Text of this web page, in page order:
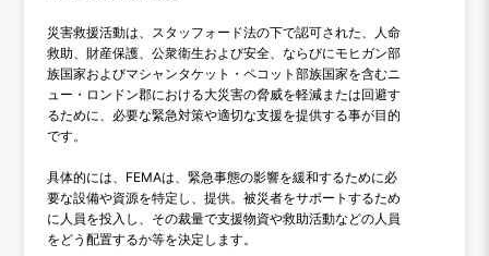
災害救援活動は、スタッフォード法の下で認可された、人命
救助、財産保護、公衆衛生および安全、ならびにモヒガン部
族国家およびマシャンタケット・ペコット部族国家を含むニ
ュー・ロンドン郡における大災害の脅威を軽減または回避す
るために、必要な緊急対策や適切な支援を提供する事が目的
です。
具体的には、FEMAは、緊急事態の影響を緩和するために必
要な設備や資源を特定し、提供。被災者をサポートするため
に人員を投入し、その裁量で支援物資や救助活動などの人員
をどう配置するか等を決定します。